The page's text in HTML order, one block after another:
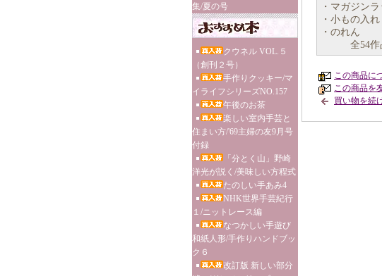
集/夏の号
クウネル VOL.５
（創刊２号）
手作りクッキー/マ
イライフシリーズNO.157
午後のお茶
楽しい室内手芸と
住まい方/'69主婦の友9月号
付録
「分とく山」野崎
洋光が説く/美味しい方程式
たのしい手あみ4
NHK世界手芸紀行
１/ニットレース編
なつかしい手遊び
和紙人形/手作りハンドブッ
ク６
改訂版 新しい部分
・マガジンラ
・小もの入れ
・のれん
全54作
この商品に
この商品を
買い物を続